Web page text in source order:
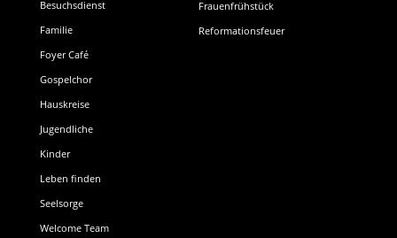
Besuchsdienst
Familie
Foyer Café
Gospelchor
Hauskreise
Jugendliche
Kinder
Leben finden
Seelsorge
Welcome Team
Frauenfrühstück
Reformationsfeuer